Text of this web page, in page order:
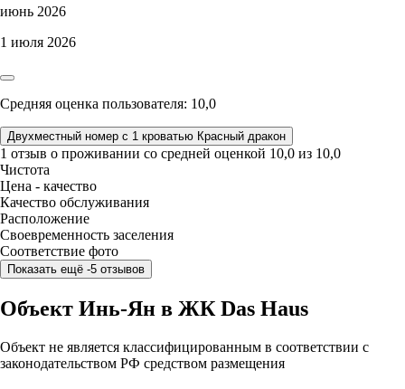
июнь 2026
1 июля 2026
Средняя оценка пользователя: 10,0
Двухместный номер с 1 кроватью Красный дракон
1 отзыв о проживании со средней оценкой 10,0 из 10,0
Чистота
Цена - качество
Качество обслуживания
Расположение
Своевременность заселения
Соответствие фото
Показать ещё -5 отзывов
Объект Инь-Ян в ЖК Das Haus
Объект не является классифицированным в соответствии с
законодательством РФ средством размещения